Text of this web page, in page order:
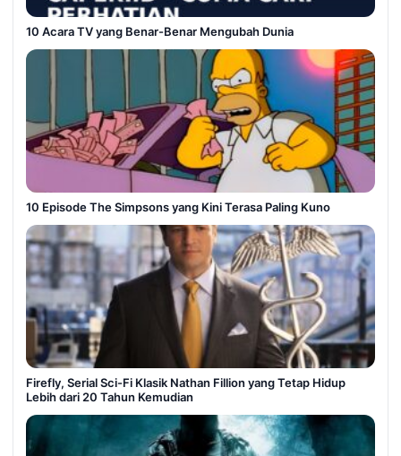
10 Acara TV yang Benar-Benar Mengubah Dunia
10 Episode The Simpsons yang Kini Terasa Paling Kuno
Firefly, Serial Sci-Fi Klasik Nathan Fillion yang Tetap Hidup
Lebih dari 20 Tahun Kemudian